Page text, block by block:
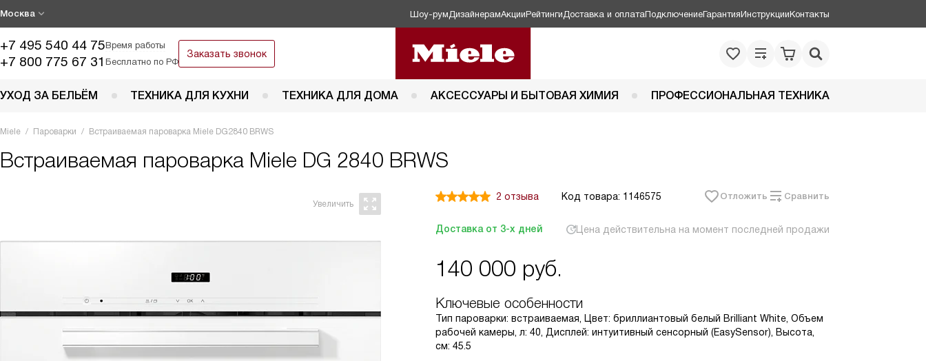
Москва Шоу-рум ДизайнерамАкцииРейтинги Доставка и оплатаПодключениеГарантияИнструкцииКонтакты
+7 495 540 44 75Время работы
+7 800 775 67 31 Бесплатно по РФ
Заказать звонок
УХОД ЗА БЕЛЬЁМ ТЕХНИКА ДЛЯ КУХНИ ТЕХНИКА ДЛЯ ДОМА АКСЕССУАРЫ И БЫТОВАЯ ХИМИЯ ПРОФЕССИОНАЛЬНАЯ ТЕХНИКА
Miele Пароварки Встраиваемая пароварка Miele DG2840 BRWS
Встраиваемая пароварка Miele DG 2840 BRWS
2 отзыва Код товара: 1146575 Отложить Сравнить
Доставка от 3-х дней Цена действительна на момент последней продажи
140 000 руб.
Ключевые особенности
Тип пароварки: встраиваемая, Цвет: бриллиантовый белый Brilliant White, Объем
рабочей камеры, л: 40, Дисплей: интуитивный сенсорный (EasySensor), Высота,
см: 45.5